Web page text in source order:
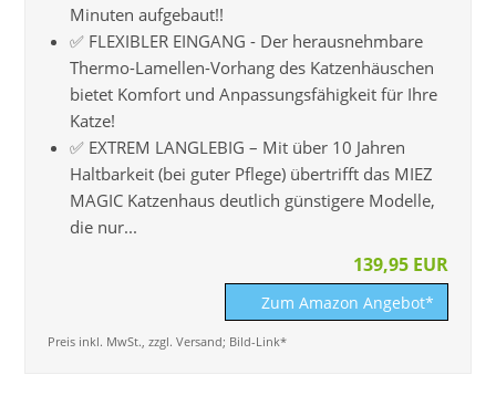
Minuten aufgebaut!!
✅ FLEXIBLER EINGANG - Der herausnehmbare
Thermo-Lamellen-Vorhang des Katzenhäuschen
bietet Komfort und Anpassungsfähigkeit für Ihre
Katze!
✅ EXTREM LANGLEBIG – Mit über 10 Jahren
Haltbarkeit (bei guter Pflege) übertrifft das MIEZ
MAGIC Katzenhaus deutlich günstigere Modelle,
die nur...
139,95 EUR
Zum Amazon Angebot*
Preis inkl. MwSt., zzgl. Versand; Bild-Link*